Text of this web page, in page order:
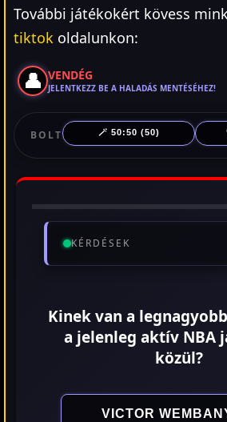
További játékokért kövess
tiktok oldalunkon:
👤 VENDÉG
JELENTKEZZ BE A HALADÁS MENTÉSÉHEZ!
BOLT 🪄 50:50 (50)
KÉRDÉSEK
Kinek van a
a jelenleg aktív NBA
közül?
VICTOR